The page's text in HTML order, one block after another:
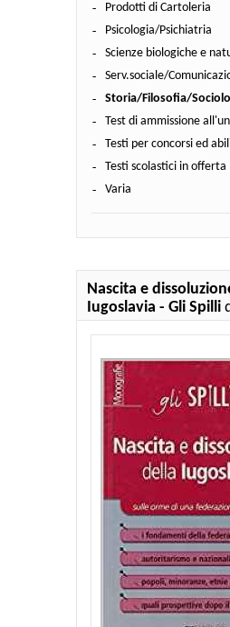
Prodotti di Cartoleria
Psicologia/Psichiatria
Scienze biologiche e
Serv.sociale/
Storia/Filosofia/
Test di ammissione
Testi per concorsi ed
Testi scolastici in offerta
Varia
Nascita e
Iugoslavia - Gli Spilli